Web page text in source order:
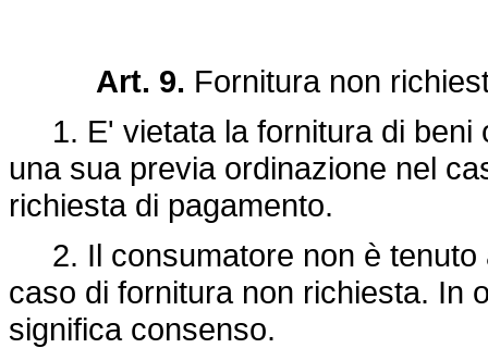
Art. 9. Fornitura non
1. E' vietata la fornitura di beni
una sua previa ordinazione nel
richiesta di pagamento.
2. Il consumatore non è tenuto
caso di fornitura non richiesta. In
significa consenso.